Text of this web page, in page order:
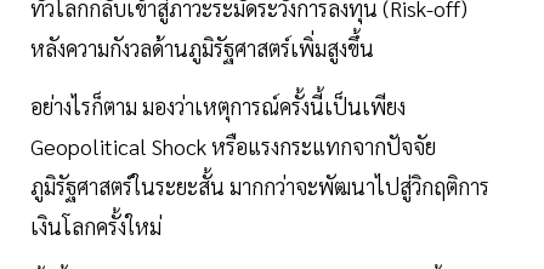
ทั่วโลกกลับเข้าสู่ภาวะระมัดระวังการลงทุน (Risk-off)
หลังความกังวลด้านภูมิรัฐศาสตร์เพิ่มสูงขึ้น
อย่างไรก็ตาม มองว่าเหตุการณ์ครั้งนี้เป็นเพียง
Geopolitical Shock หรือแรงกระแทกจากปัจจัย
ภูมิรัฐศาสตร์ในระยะสั้น มากกว่าจะพัฒนาไปสู่วิกฤติการ
เงินโลกครั้งใหม่